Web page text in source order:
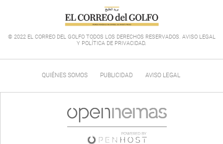
© 2022 EL CORREO DEL GOLFO TODOS LOS DERECHOS RESERVADOS. AVISO LEGAL
Y POLÍTICA DE PRIVACIDAD.
QUIÉNES SOMOS PUBLICIDAD AVISO LEGAL